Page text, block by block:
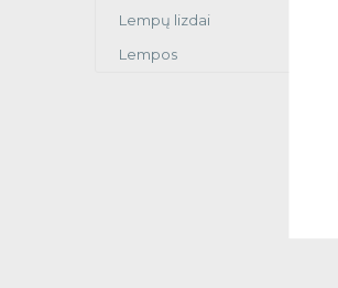
Lempų lizdai
Lempos